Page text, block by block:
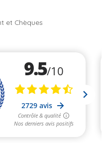
et Chèques